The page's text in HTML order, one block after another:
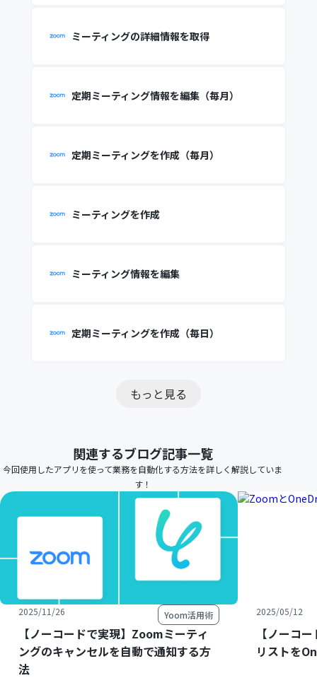
ミーティングの詳細情報を取得
定期ミーティング情報を編集（毎月）
定期ミーティングを作成（毎月）
ミーティングを作成
ミーティング情報を編集
定期ミーティングを作成（毎日）
もっと見る
関連するブログ記事一覧
今回使用したアプリを使って業務を自動化する方法を詳しく解説していま
す！
2025/11/26 Yoom活用術
【ノーコードで実現】Zoomミーティ
ングのキャンセルを自動で通知する方
法
2025/05/12
【ノーコ
リストを